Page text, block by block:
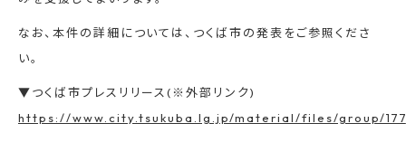
なお、本件の詳細については、つくば市の発表をご参照くださ
い。
▼つくば市プレスリリース(※外部リンク)
https://www.city.tsukuba.lg.jp/material/files/group/